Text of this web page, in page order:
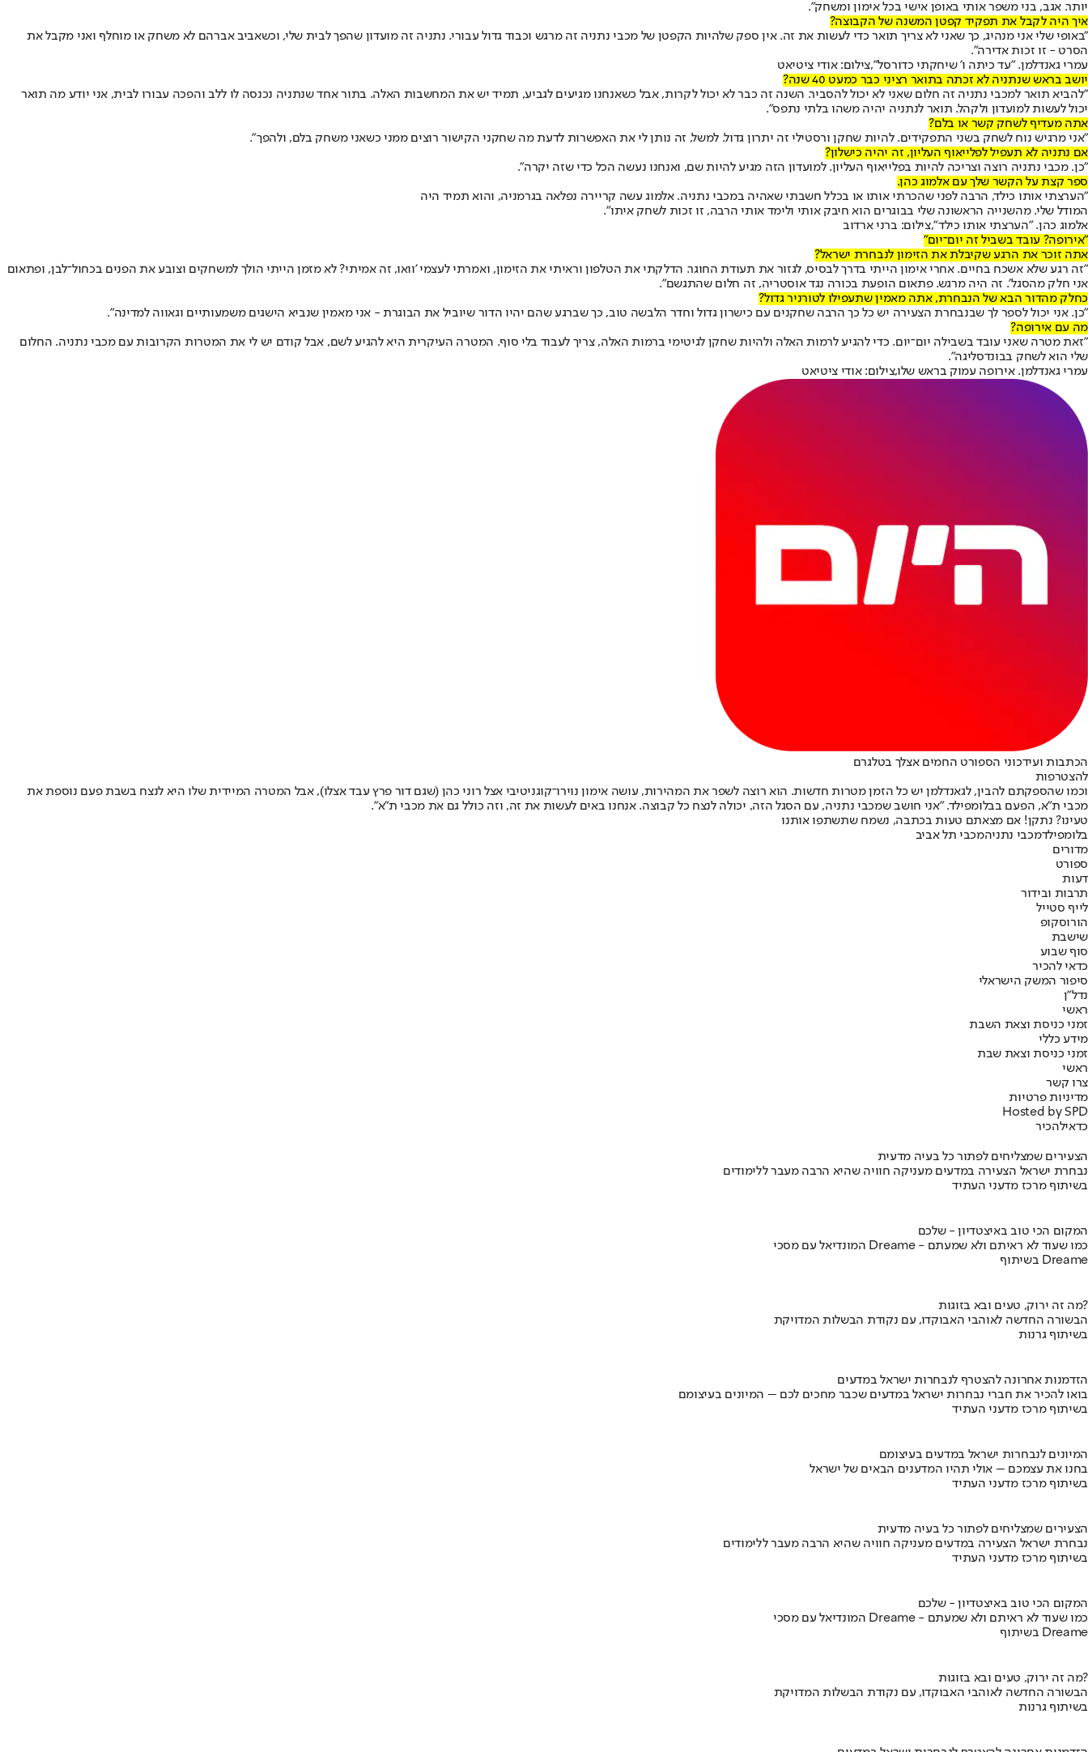
יותר. אגב, בני משפר אותי באופן אישי בכל אימון ומשחק".
איך היה לקבל את תפקיד קפטן המשנה של הקבוצה?
"באופי שלי אני מנהיג, כך שאני לא צריך תואר כדי לעשות את זה. אין ספק שלהיות הקפטן של מכבי נתניה זה מרגש וכבוד גדול עבורי. נתניה זה מועדון שהפך לבית שלי, וכשאביב אברהם לא משחק או מוחלף ואני מקבל את
הסרט - זו זכות אדירה".
עמרי גאנדלמן. "עד כיתה ו' שיחקתי כדורסל",צילום: אודי ציטיאט
יושב בראש שנתניה לא זכתה בתואר רציני כבר כמעט 40 שנה?
"להביא תואר למכבי נתניה זה חלום שאני לא יכול להסביר. השנה זה כבר לא יכול לקרות, אבל כשאנחנו מגיעים לגביע, תמיד יש את המחשבות האלה. בתור אחד שנתניה נכנסה לו ללב והפכה עבורו לבית, אני יודע מה תואר
יכול לעשות למועדון ולקהל. תואר לנתניה יהיה משהו בלתי נתפס".
אתה מעדיף לשחק קשר או בלם?
"אני מרגיש נוח לשחק בשני התפקידים. להיות שחקן ורסטילי זה יתרון גדול. למשל, זה נותן לי את האפשרות לדעת מה שחקני הקישור רוצים ממני כשאני משחק בלם, ולהפך".
אם נתניה לא תעפיל לפלייאוף העליון, זה יהיה כישלון?
"כן. מכבי נתניה רוצה וצריכה להיות בפלייאוף העליון. למועדון הזה מגיע להיות שם, ואנחנו נעשה הכל כדי שזה יקרה".
ספר קצת על הקשר שלך עם אלמוג כהן.
"הערצתי אותו כילד, הרבה לפני שהכרתי אותו או בכלל חשבתי שאהיה במכבי נתניה. אלמוג עשה קריירה נפלאה בגרמניה, והוא תמיד היה
המודל שלי. מהשנייה הראשונה שלי בבוגרים הוא חיבק אותי ולימד אותי הרבה, זו זכות לשחק איתו".
אלמוג כהן. "הערצתי אותו כילד",צילום: ברני ארדוב
"אירופה? עובד בשביל זה יום־יום"
אתה זוכר את הרגע שקיבלת את הזימון לנבחרת ישראל?
"זה רגע שלא אשכח בחיים. אחרי אימון הייתי בדרך לבסיס, לגזור את תעודת החוגר. הדלקתי את הטלפון וראיתי את הזימון, ואמרתי לעצמי 'וואו, זה אמיתי? לא מזמן הייתי הולך למשחקים וצובע את הפנים בכחול־לבן, ופתאום
אני חלק מהסגל'. זה היה מרגש. פתאום הופעת בכורה נגד אוסטריה, זה חלום שהתגשם".
כחלק מהדור הבא של הנבחרת, אתה מאמין שתעפילו לטורניר גדול?
"כן. אני יכול לספר לך שבנבחרת הצעירה יש כל כך הרבה שחקנים עם כישרון גדול וחדר הלבשה טוב, כך שברגע שהם יהיו הדור שיוביל את הבוגרת - אני מאמין שנביא הישגים משמעותיים וגאווה למדינה".
מה עם אירופה?
"זאת מטרה שאני עובד בשבילה יום־יום. כדי להגיע לרמות האלה ולהיות שחקן לגיטימי ברמות האלה, צריך לעבוד בלי סוף. המטרה העיקרית היא להגיע לשם, אבל קודם יש לי את המטרות הקרובות עם מכבי נתניה. החלום
שלי הוא לשחק בבונדסליגה".
עמרי גאנדלמן. אירופה עמוק בראש שלו,צילום: אודי ציטיאט
הכתבות ועידכוני הספורט החמים אצלך בטלגרם
להצטרפות
וכמו שהספקתם להבין, לגאנדלמן יש כל הזמן מטרות חדשות. הוא רוצה לשפר את המהירות, עושה אימון נוירו־קוגניטיבי אצל רוני כהן (שגם דור פרץ עבד אצלו), אבל המטרה המיידית שלו היא לנצח בשבת פעם נוספת את
מכבי ת"א, הפעם בבלומפילד. "אני חושב שמכבי נתניה, עם הסגל הזה, יכולה לנצח כל קבוצה. אנחנו באים לעשות את זה, וזה כולל גם את מכבי ת"א".
טעינו? נתקן! אם מצאתם טעות בכתבה, נשמח שתשתפו אותנו
בלומפילדמכבי נתניהמכבי תל אביב
מדורים
ספורט
דעות
תרבות ובידור
לייף סטייל
הורוסקופ
שישבת
סוף שבוע
כדאי להכיר
סיפור המשק הישראלי
נדל"ן
ראשי
זמני כניסת וצאת השבת
מידע כללי
זמני כניסת וצאת שבת
ראשי
צרו קשר
מדיניות פרטיות
Hosted by SPD
כדאילהכיר
הצעירים שמצליחים לפתור כל בעיה מדעית
נבחרת ישראל הצעירה במדעים מעניקה חוויה שהיא הרבה מעבר ללימודים
בשיתוף מרכז מדעני העתיד
המקום הכי טוב באיצטדיון - שלכם
המונדיאל עם מסכי Dreame - כמו שעוד לא ראיתם ולא שמעתם
בשיתוף Dreame
מה זה ירוק, טעים ובא בזוגות?
הבשורה החדשה לאוהבי האבוקדו, עם נקודת הבשלות המדויקת
בשיתוף גרנות
הזדמנות אחרונה להצטרף לנבחרות ישראל במדעים
בואו להכיר את חברי נבחרות ישראל במדעים שכבר מחכים לכם – המיונים בעיצומם
בשיתוף מרכז מדעני העתיד
המיונים לנבחרות ישראל במדעים בעיצומם
בחנו את עצמכם – אולי תהיו המדענים הבאים של ישראל
בשיתוף מרכז מדעני העתיד
הצעירים שמצליחים לפתור כל בעיה מדעית
נבחרת ישראל הצעירה במדעים מעניקה חוויה שהיא הרבה מעבר ללימודים
בשיתוף מרכז מדעני העתיד
המקום הכי טוב באיצטדיון - שלכם
המונדיאל עם מסכי Dreame - כמו שעוד לא ראיתם ולא שמעתם
בשיתוף Dreame
מה זה ירוק, טעים ובא בזוגות?
הבשורה החדשה לאוהבי האבוקדו, עם נקודת הבשלות המדויקת
בשיתוף גרנות